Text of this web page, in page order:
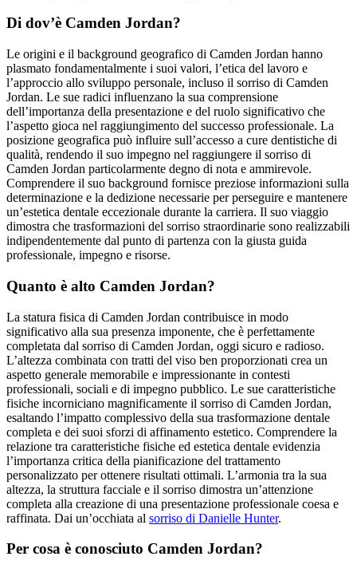
Di dov’è Camden Jordan?
Le origini e il background geografico di Camden Jordan hanno
plasmato fondamentalmente i suoi valori, l’etica del lavoro e
l’approccio allo sviluppo personale, incluso il sorriso di Camden
Jordan. Le sue radici influenzano la sua comprensione
dell’importanza della presentazione e del ruolo significativo che
l’aspetto gioca nel raggiungimento del successo professionale. La
posizione geografica può influire sull’accesso a cure dentistiche di
qualità, rendendo il suo impegno nel raggiungere il sorriso di
Camden Jordan particolarmente degno di nota e ammirevole.
Comprendere il suo background fornisce preziose informazioni sulla
determinazione e la dedizione necessarie per perseguire e mantenere
un’estetica dentale eccezionale durante la carriera. Il suo viaggio
dimostra che trasformazioni del sorriso straordinarie sono realizzabili
indipendentemente dal punto di partenza con la giusta guida
professionale, impegno e risorse.
Quanto è alto Camden Jordan?
La statura fisica di Camden Jordan contribuisce in modo
significativo alla sua presenza imponente, che è perfettamente
completata dal sorriso di Camden Jordan, oggi sicuro e radioso.
L’altezza combinata con tratti del viso ben proporzionati crea un
aspetto generale memorabile e impressionante in contesti
professionali, sociali e di impegno pubblico. Le sue caratteristiche
fisiche incorniciano magnificamente il sorriso di Camden Jordan,
esaltando l’impatto complessivo della sua trasformazione dentale
completa e dei suoi sforzi di affinamento estetico. Comprendere la
relazione tra caratteristiche fisiche ed estetica dentale evidenzia
l’importanza critica della pianificazione del trattamento
personalizzato per ottenere risultati ottimali. L’armonia tra la sua
altezza, la struttura facciale e il sorriso dimostra un’attenzione
completa alla creazione di una presentazione professionale coesa e
raffinata. Dai un’occhiata al sorriso di Danielle Hunter.
Per cosa è conosciuto Camden Jordan?